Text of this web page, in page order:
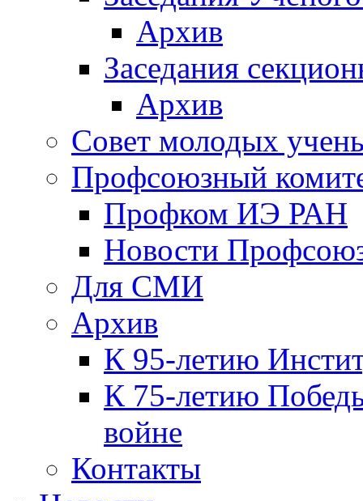
Архив
Заседания
Архив
Совет молодых
Профсоюзный
Профком ИЭ РАН
Новости
Для СМИ
Архив
К 95-летию
К 75-летию
войне
Контакты